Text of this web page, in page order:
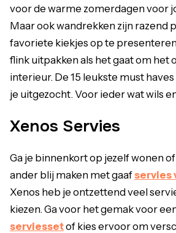
voor de warme zomerdagen voor
Maar ook wandrekken zijn razend
favoriete kiekjes op te
flink uitpakken als het gaat om het
interieur. De 15 leukste must
je uitgezocht. Voor ieder wat wils
Xenos Servies
Ga je binnenkort op jezelf wonen
ander blij maken met gaafservies
Xenos heb je ontzettend veel
kiezen. Ga voor het gemak voor
serviessetof kies ervoor om